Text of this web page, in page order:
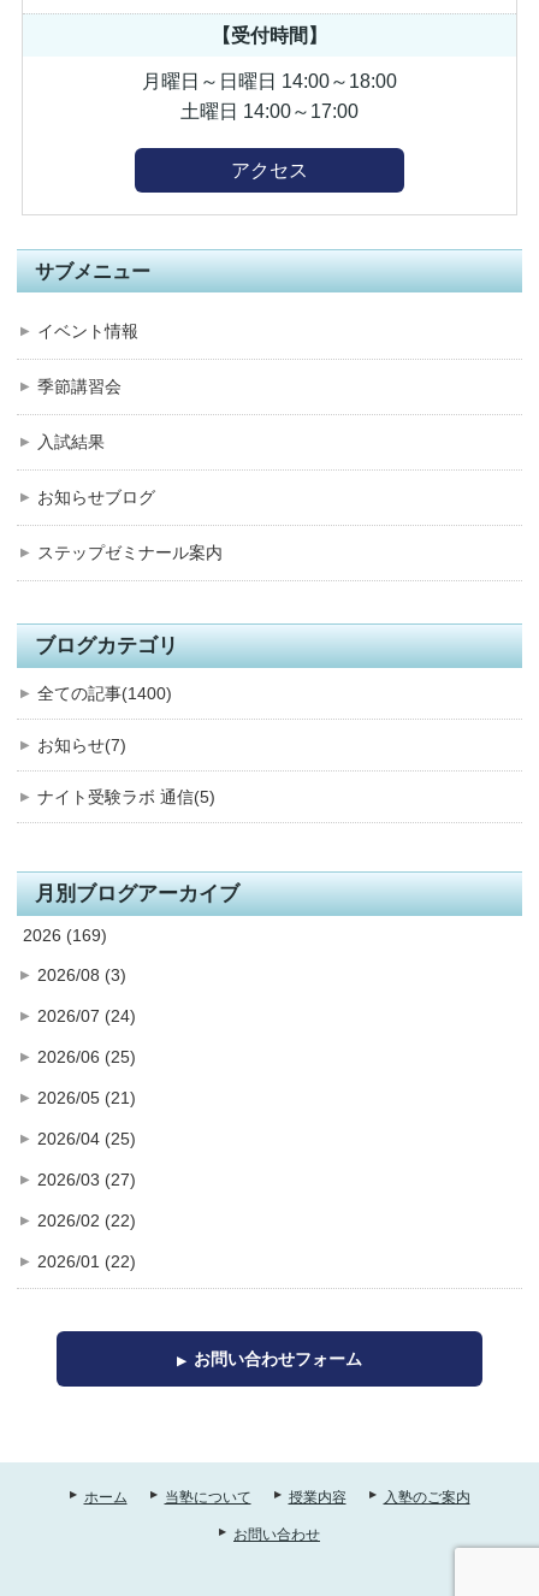
【受付時間】
月曜日～日曜日 14:00～18:00
土曜日 14:00～17:00
アクセス
サブメニュー
イベント情報
季節講習会
入試結果
お知らせブログ
ステップゼミナール案内
ブログカテゴリ
全ての記事(1400)
お知らせ(7)
ナイト受験ラボ 通信(5)
月別ブログアーカイブ
2026 (169)
2026/08 (3)
2026/07 (24)
2026/06 (25)
2026/05 (21)
2026/04 (25)
2026/03 (27)
2026/02 (22)
2026/01 (22)
お問い合わせフォーム
ホーム 当塾について 授業内容 入塾のご案内
お問い合わせ